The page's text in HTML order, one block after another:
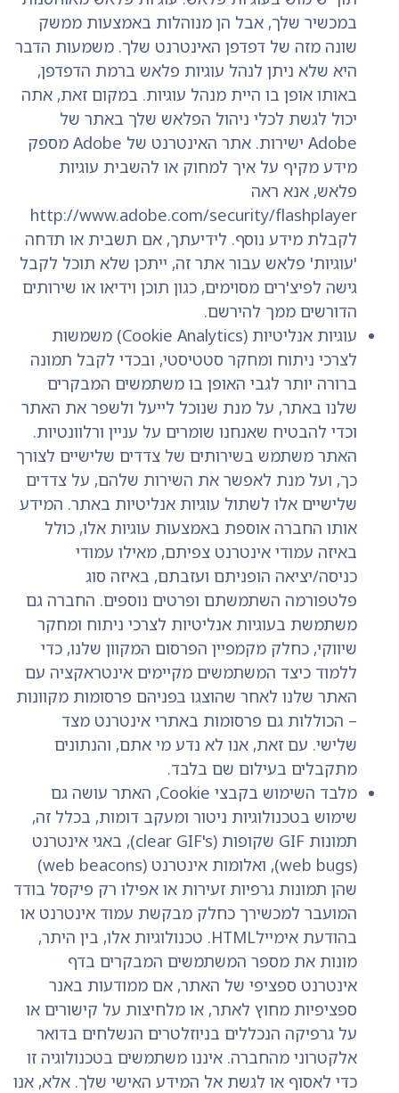
במכשיר שלך, אבל הן מנוהלות באמצעות ממשק
שונה מזה של דפדפן האינטרנט שלך. משמעות הדבר
היא שלא ניתן לנהל עוגיות פלאש ברמת הדפדפן,
באותו אופן בו היית מנהל עוגיות. במקום זאת, אתה
יכול לגשת לכלי ניהול הפלאש שלך באתר של
Adobe ישירות. אתר האינטרנט של Adobe מספק
מידע מקיף על איך למחוק או להשבית עוגיות
פלאש, אנא ראה
http://www.adobe.com/security/flashplayer
לקבלת מידע נוסף. לידיעתך, אם תשבית או תדחה
'עוגיות' פלאש עבור אתר זה, ייתכן שלא תוכל לקבל
גישה לפיצ'רים מסוימים, כגון תוכן וידיאו או שירותים
הדורשים ממך להירשם.
עוגיות אנליטיות (Cookie Analytics) משמשות
לצרכי ניתוח ומחקר סטטיסטי, ובכדי לקבל תמונה
ברורה יותר לגבי האופן בו משתמשים המבקרים
שלנו באתר, על מנת שנוכל לייעל ולשפר את האתר
וכדי להבטיח שאנחנו שומרים על עניין ורלוונטיות.
האתר משתמש בשירותים של צדדים שלישיים לצורך
כך, ועל מנת לאפשר את השירות שלהם, על צדדים
שלישיים אלו לשתול עוגיות אנליטיות באתר. המידע
אותו החברה אוספת באמצעות עוגיות אלו, כולל
באיזה עמודי אינטרנט צפיתם, מאילו עמודי
כניסה/יציאה הופניתם ועזבתם, באיזה סוג
פלטפורמה השתמשתם ופרטים נוספים. החברה גם
משתמשת בעוגיות אנליטיות לצרכי ניתוח ומחקר
שיווקי, כחלק מקמפיין הפרסום המקוון שלנו, כדי
ללמוד כיצד המשתמשים מקיימים אינטראקציה עם
האתר שלנו לאחר שהוצגו בפניהם פרסומות מקוונות
– הכוללות גם פרסומות באתרי אינטרנט מצד
שלישי. עם זאת, אנו לא נדע מי אתם, והנתונים
מתקבלים בעילום שם בלבד.
מלבד השימוש בקבצי Cookie, האתר עושה גם
שימוש בטכנולוגיות ניטור ומעקב דומות, בכלל זה,
תמונות GIF שקופות (clear GIF's), באגי אינטרנט
(web bugs), ואלומות אינטרנט (web beacons)
שהן תמונות גרפיות זעירות או אפילו רק פיקסל בודד
המועבר למכשירך כחלק מבקשת עמוד אינטרנט או
בהודעת אימיילHTML. טכנולוגיות אלו, בין היתר,
מונות את מספר המשתמשים המבקרים בדף
אינטרנט ספציפי של האתר, אם ממודעות באנר
ספציפיות מחוץ לאתר, או מלחיצות על קישורים או
על גרפיקה הנכללים בניוזלטרים הנשלחים בדואר
אלקטרוני מהחברה. איננו משתמשים בטכנולוגיה זו
כדי לאסוף או לגשת אל המידע האישי שלך. אלא, אנו